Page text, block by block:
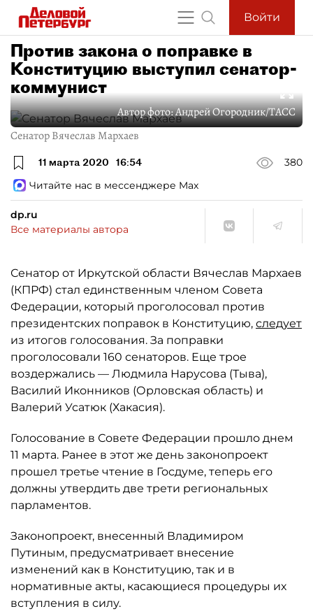
Войти
Против закона о поправке в
Конституцию выступил сенатор-
коммунист
Автор фото:Андрей Огородник/ТАСС
Сенатор Вячеслав Мархаев
11 марта 2020 16:54
380
Читайте нас в мессенджере Max
dp.ru
Все материалы автора
Сенатор от Иркутской области Вячеслав Мархаев
(КПРФ) стал единственным членом Совета
Федерации, который проголосовал против
президентских поправок в Конституцию, следует
из итогов голосования. За поправки
проголосовали 160 сенаторов. Еще трое
воздержались — Людмила Нарусова (Тыва),
Василий Иконников (Орловская область) и
Валерий Усатюк (Хакасия).
Голосование в Совете Федерации прошло днем
11 марта. Ранее в этот же день законопроект
прошел третье чтение в Госдуме, теперь его
должны утвердить две трети региональных
парламентов.
Законопроект, внесенный Владимиром
Путиным, предусматривает внесение
изменений как в Конституцию, так и в
нормативные акты, касающиеся процедуры их
вступления в силу.